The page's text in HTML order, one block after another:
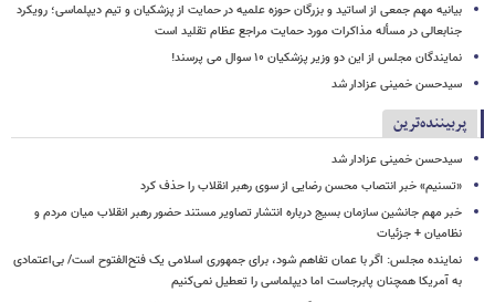
بیانیه مهم جمعی از اساتید و بزرگان حوزه علمیه در حمایت از پزشکیان و تیم دیپلماسی؛ رویکرد
جنابعالی در مسأله مذاکرات مورد حمایت مراجع عظام تقلید است
نمایندگان مجلس از این دو وزیر پزشکیان ۱۰ سوال می پرسند!
سیدحسن خمینی عزادار شد
پربیننده‌ترین
سیدحسن خمینی عزادار شد
«تسنیم» خبر انتصاب محسن رضایی از سوی رهبر انقلاب را حذف کرد
خبر مهم جانشین سازمان بسیج درباره انتشار تصاویر مستند حضور رهبر انقلاب میان مردم و
نظامیان + جزئیات
نماینده مجلس: اگر با عمان تفاهم شود، برای جمهوری اسلامی یک فتح‌الفتوح است/ بی‌اعتمادی
به آمریکا همچنان پابرجاست اما دیپلماسی را تعطیل نمی‌کنیم